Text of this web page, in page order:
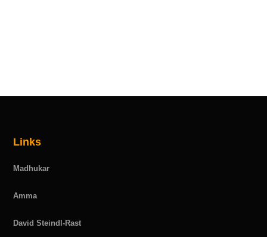
Links
Madhukar
Amma
David Steindl-Rast